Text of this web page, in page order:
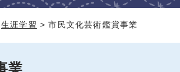
生涯学習 > 市民文化芸術鑑賞事業
業